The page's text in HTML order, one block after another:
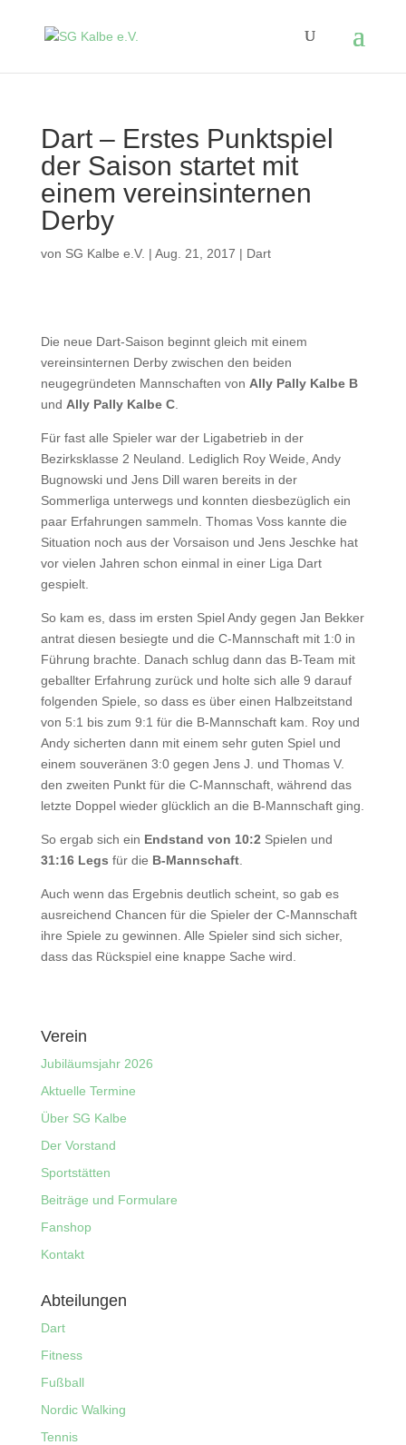
Dart – Erstes Punktspiel
der Saison startet mit
einem vereinsinternen
Derby
von SG Kalbe e.V. | Aug. 21, 2017 | Dart
Die neue Dart-Saison beginnt gleich mit einem
vereinsinternen Derby zwischen den beiden
neugegründeten Mannschaften von Ally Pally Kalbe B
und Ally Pally Kalbe C.
Für fast alle Spieler war der Ligabetrieb in der
Bezirksklasse 2 Neuland. Lediglich Roy Weide, Andy
Bugnowski und Jens Dill waren bereits in der
Sommerliga unterwegs und konnten diesbezüglich ein
paar Erfahrungen sammeln. Thomas Voss kannte die
Situation noch aus der Vorsaison und Jens Jeschke hat
vor vielen Jahren schon einmal in einer Liga Dart
gespielt.
So kam es, dass im ersten Spiel Andy gegen Jan Bekker
antrat diesen besiegte und die C-Mannschaft mit 1:0 in
Führung brachte. Danach schlug dann das B-Team mit
geballter Erfahrung zurück und holte sich alle 9 darauf
folgenden Spiele, so dass es über einen Halbzeitstand
von 5:1 bis zum 9:1 für die B-Mannschaft kam. Roy und
Andy sicherten dann mit einem sehr guten Spiel und
einem souveränen 3:0 gegen Jens J. und Thomas V.
den zweiten Punkt für die C-Mannschaft, während das
letzte Doppel wieder glücklich an die B-Mannschaft ging.
So ergab sich ein Endstand von 10:2 Spielen und
31:16 Legs für die B-Mannschaft.
Auch wenn das Ergebnis deutlich scheint, so gab es
ausreichend Chancen für die Spieler der C-Mannschaft
ihre Spiele zu gewinnen. Alle Spieler sind sich sicher,
dass das Rückspiel eine knappe Sache wird.
Verein
Jubiläumsjahr 2026
Aktuelle Termine
Über SG Kalbe
Der Vorstand
Sportstätten
Beiträge und Formulare
Fanshop
Kontakt
Abteilungen
Dart
Fitness
Fußball
Nordic Walking
Tennis